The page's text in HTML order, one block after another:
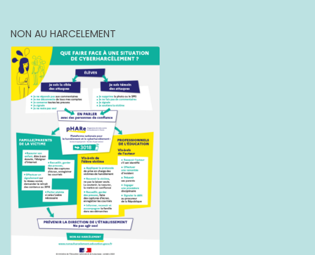
NON AU HARCELEMENT